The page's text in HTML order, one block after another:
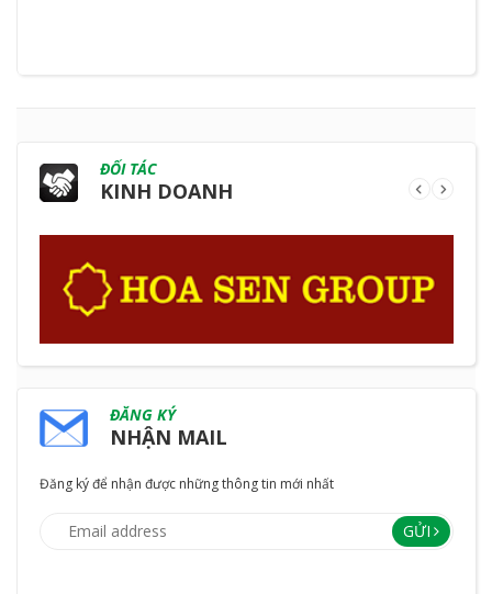
ĐỐI TÁC
KINH DOANH
ĐĂNG KÝ
NHẬN MAIL
Đăng ký để nhận được những thông tin mới nhất
GỬI